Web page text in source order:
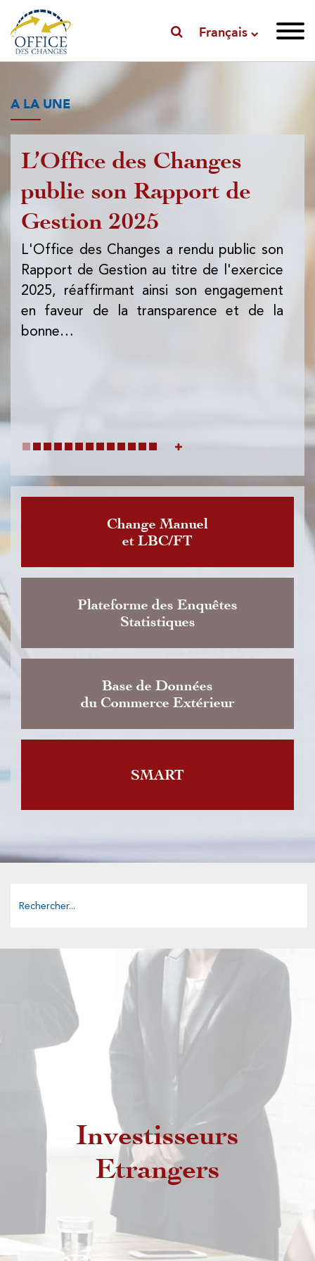
Français
A LA UNE
L’Office des Changes
publie son Rapport de
Gestion 2025
L'Office des Changes a rendu public son
Rapport de Gestion au titre de l'exercice
2025, réaffirmant ainsi son engagement
en faveur de la transparence et de la
bonne…
Change Manuel
et LBC/FT
Plateforme des Enquêtes
Statistiques
Base de Données
du Commerce Extérieur
SMART
Investisseurs
Etrangers
Etrangers non résidents
Etrangers résidents au Maroc
MRE